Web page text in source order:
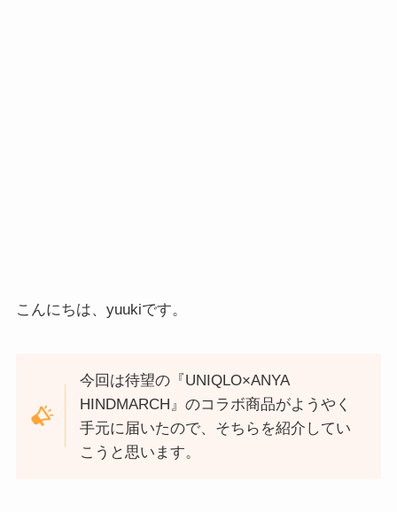
こんにちは、yuukiです。
今回は待望の『UNIQLO×ANYA
HINDMARCH』のコラボ商品がようやく
手元に届いたので、そちらを紹介してい
こうと思います。